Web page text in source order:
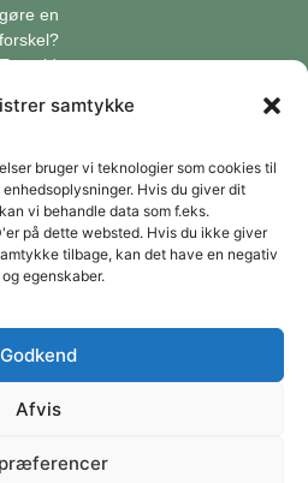
samtykke
bruger vi teknologier som cookies til
Hvis du giver dit
vi behandle data som f.eks.
på dette websted. Hvis du ikke giver
tilbage, kan det have en negativ
egenskaber.
Godkend
Afvis
gøre en
forskel?
En guide
Klimaordbogen
optager
træer
co2?
bruge linket i vores nyhedsbrev. Jeg accepterer
databeskyttelseserklæringen.